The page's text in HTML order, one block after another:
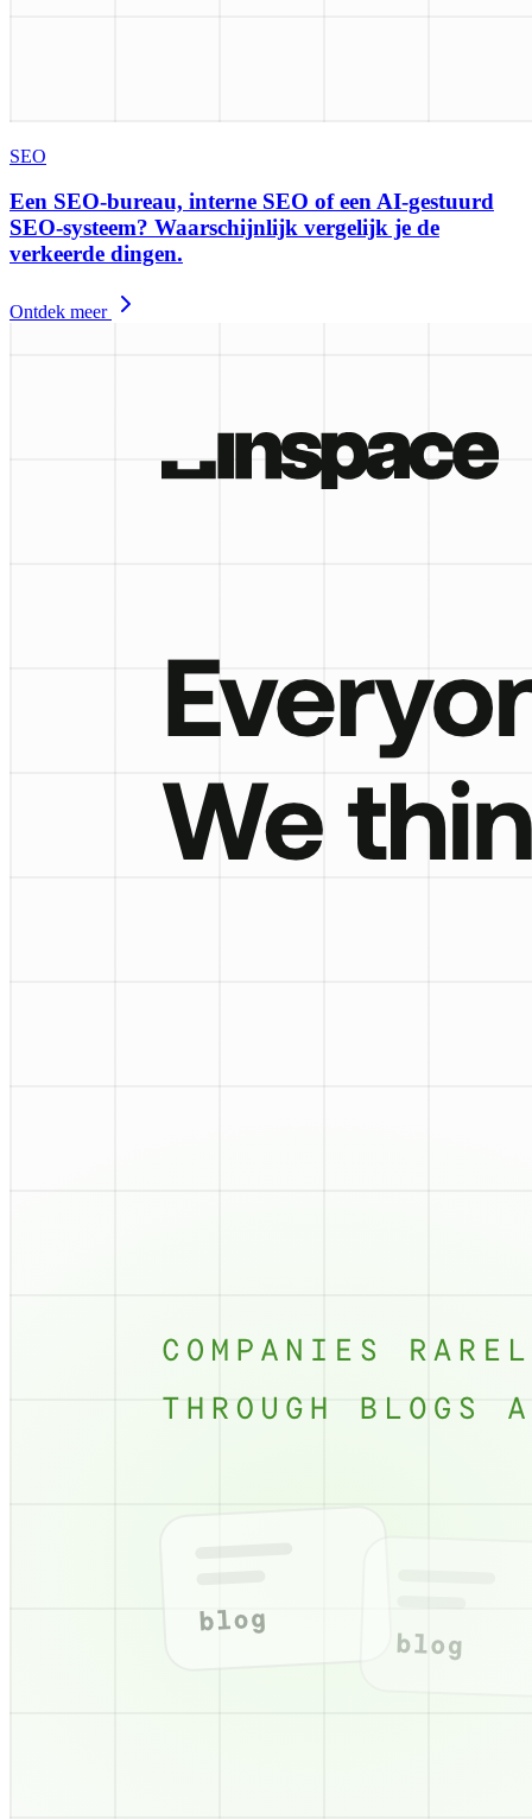
SEO
Een SEO-bureau, interne SEO of een AI-gestuurd
SEO-systeem? Waarschijnlijk vergelijk je de
verkeerde dingen.
Ontdek meer